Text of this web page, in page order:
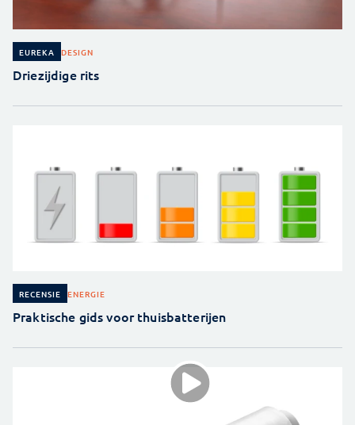
EUREKA DESIGN
Driezijdige rits
RECENSIE ENERGIE
Praktische gids voor thuisbatterijen